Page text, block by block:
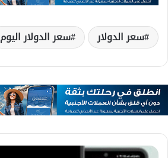
سعر الدولار سعر الدولار اليوم